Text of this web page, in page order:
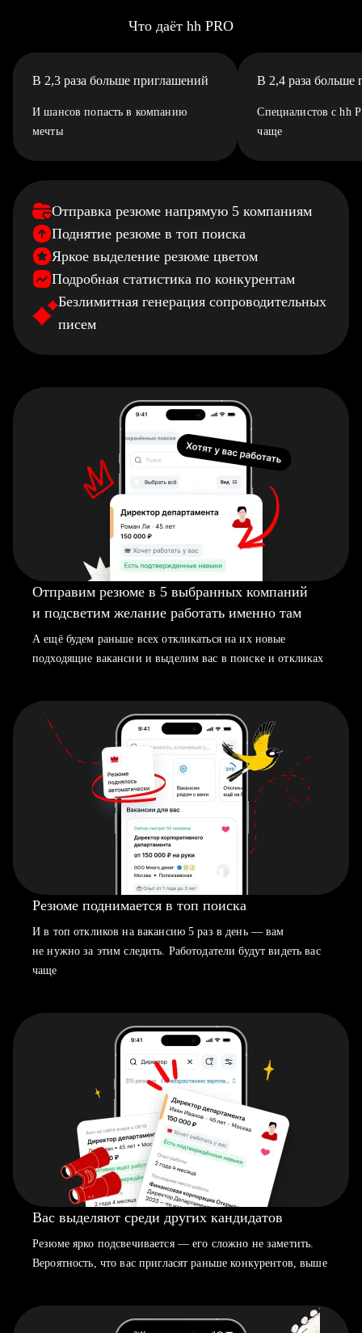
Что даёт hh PRO
В 2,3 раза больше приглашений
И шансов попасть в компанию
мечты
В 2,4 раза больше
Специалистов с hh
чаще
Отправка резюме напрямую 5 компаниям
Поднятие резюме в топ поиска
Яркое выделение резюме цветом
Подробная статистика по конкурентам
Безлимитная генерация сопроводительных
писем
Отправим резюме в 5 выбранных компаний
и подсветим желание работать именно там
А ещё будем раньше всех откликаться на их новые
подходящие вакансии и выделим вас в поиске и откликах
Резюме поднимается в топ поиска
И в топ откликов на вакансию 5 раз в день — вам
не нужно за этим следить. Работодатели будут видеть вас
чаще
Вас выделяют среди других кандидатов
Резюме ярко подсвечивается — его сложно не заметить.
Вероятность, что вас пригласят раньше конкурентов, выше